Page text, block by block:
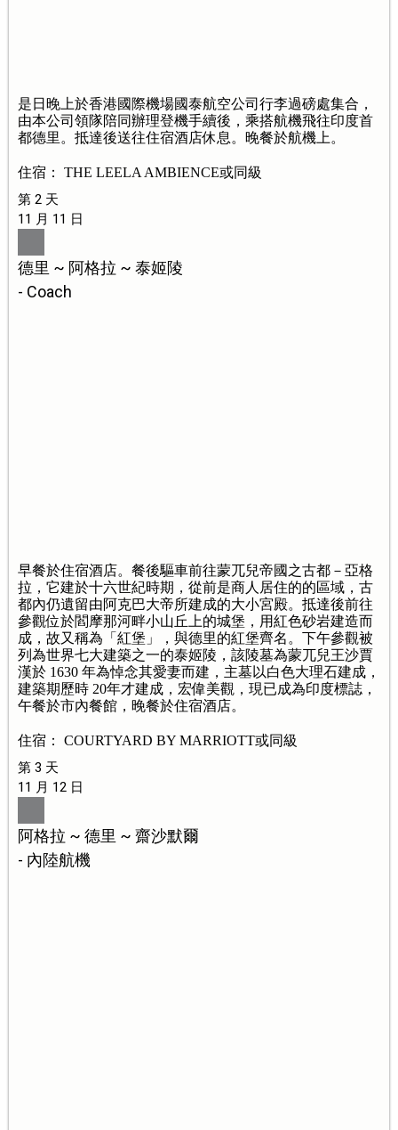
是日晚上於香港國際機場國泰航空公司行李過磅處集合，
由本公司領隊陪同辦理登機手續後，乘搭航機飛往印度首
都德里。抵達後送往住宿酒店休息。晚餐於航機上。
住宿： THE LEELA AMBIENCE或同級
第 2 天
11 月 11 日
德里 ~ 阿格拉 ~ 泰姬陵
- Coach
早餐於住宿酒店。餐後驅車前往蒙兀兒帝國之古都－亞格
拉，它建於十六世紀時期，從前是商人居住的的區域，古
都內仍遺留由阿克巴大帝所建成的大小宮殿。抵達後前往
參觀位於閻摩那河畔小山丘上的城堡，用紅色砂岩建造而
成，故又稱為「紅堡」，與德里的紅堡齊名。下午參觀被
列為世界七大建築之一的泰姬陵，該陵墓為蒙兀兒王沙賈
漢於 1630 年為悼念其愛妻而建，主墓以白色大理石建成，
建築期歷時 20年才建成，宏偉美觀，現已成為印度標誌，
午餐於市內餐館，晚餐於住宿酒店。
住宿： COURTYARD BY MARRIOTT或同級
第 3 天
11 月 12 日
阿格拉 ~ 德里 ~ 齋沙默爾
- 內陸航機